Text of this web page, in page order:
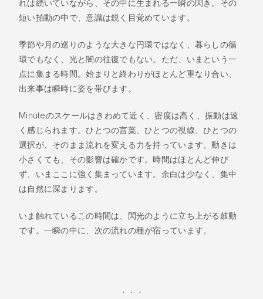
れは続いていながら、その中に生まれる一瞬の閃き。その
短い拍動の中で、意識は鋭く目覚めています。
季節や月の巡りのような大きな円環ではなく、暮らしの循
環でもなく、光と闇の往復でもない。ただ、いまという一
点に集まる時間。始まりと終わりがほとんど重なり合い、
出来事は瞬時に姿を帯びます。
Minuteのスケールはきわめて近く、密度は高く、振動は速
く感じられます。ひとつの言葉、ひとつの視線、ひとつの
選択が、そのまま流れを変える力を持っています。動きは
小さくても、その影響は確かです。時間はほとんど伸び
ず、いまここに強く集まっています。余白は少なく、集中
は自然に深まります。
いま触れているこの時間は、閃光のように立ち上がる鼓動
です。一瞬の中に、次の流れの種が宿っています。
・・・